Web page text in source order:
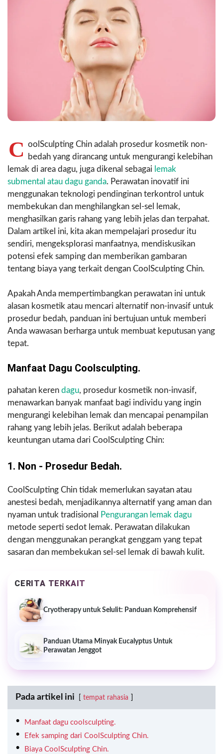
C oolSculpting Chin adalah prosedur kosmetik non-
bedah yang dirancang untuk mengurangi kelebihan
lemak di area dagu, juga dikenal sebagai lemak
submental atau dagu ganda. Perawatan inovatif ini
menggunakan teknologi pendinginan terkontrol untuk
membekukan dan menghilangkan sel-sel lemak,
menghasilkan garis rahang yang lebih jelas dan terpahat.
Dalam artikel ini, kita akan mempelajari prosedur itu
sendiri, mengeksplorasi manfaatnya, mendiskusikan
potensi efek samping dan memberikan gambaran
tentang biaya yang terkait dengan CoolSculpting Chin.
Apakah Anda mempertimbangkan perawatan ini untuk
alasan kosmetik atau mencari alternatif non-invasif untuk
prosedur bedah, panduan ini bertujuan untuk memberi
Anda wawasan berharga untuk membuat keputusan yang
tepat.
Manfaat Dagu Coolsculpting.
pahatan keren dagu, prosedur kosmetik non-invasif,
menawarkan banyak manfaat bagi individu yang ingin
mengurangi kelebihan lemak dan mencapai penampilan
rahang yang lebih jelas. Berikut adalah beberapa
keuntungan utama dari CoolSculpting Chin:
1. Non - Prosedur Bedah.
CoolSculpting Chin tidak memerlukan sayatan atau
anestesi bedah, menjadikannya alternatif yang aman dan
nyaman untuk tradisional
Pengurangan lemak dagu
metode seperti sedot lemak. Perawatan dilakukan
dengan menggunakan perangkat genggam yang tepat
sasaran dan membekukan sel-sel lemak di bawah kulit.
CERITA TERKAIT
Cryotherapy untuk Selulit: Panduan Komprehensif
Panduan Utama Minyak Eucalyptus Untuk
Perawatan Jenggot
Pada artikel ini tempat rahasia
Manfaat dagu coolsculpting.
Efek samping dari CoolSculpting Chin.
Biaya CoolSculpting Chin.